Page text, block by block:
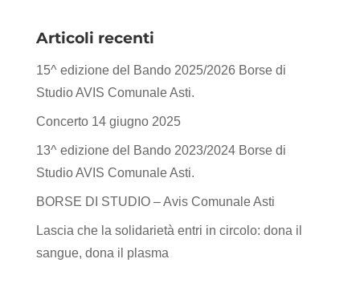
Articoli recenti
15^ edizione del Bando 2025/2026 Borse di
Studio AVIS Comunale Asti.
Concerto 14 giugno 2025
13^ edizione del Bando 2023/2024 Borse di
Studio AVIS Comunale Asti.
BORSE DI STUDIO – Avis Comunale Asti
Lascia che la solidarietà entri in circolo: dona il
sangue, dona il plasma